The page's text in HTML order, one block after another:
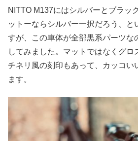
NITTO M137にはシルバーとブラッ
ットーならシルバー一択だろう、と
すが、この車体が全部黒系パーツな
してみました。マットではなくグロ
チネリ風の刻印もあって、カッコい
ます。